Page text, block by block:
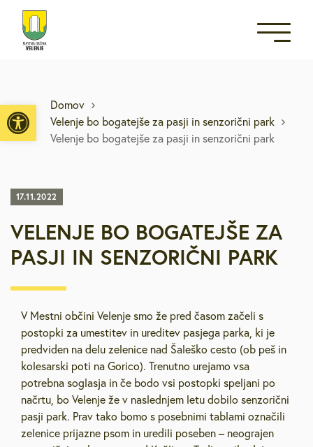
Open toolbar
Domov
Velenje bo bogatejše za pasji in senzorični park
Velenje bo bogatejše za pasji in senzorični park
17.11.2022
VELENJE BO BOGATEJŠE ZA
PASJI IN SENZORIČNI PARK
V Mestni občini Velenje smo že pred časom začeli s
postopki za umestitev in ureditev pasjega parka, ki je
predviden na delu zelenice nad Šaleško cesto (ob peš in
kolesarski poti na Gorico). Trenutno urejamo vsa
potrebna soglasja in če bodo vsi postopki speljani po
načrtu, bo Velenje že v naslednjem letu dobilo senzorični
pasji park. Prav tako bomo s posebnimi tablami označili
zelenice prijazne psom in uredili poseben – neograjen